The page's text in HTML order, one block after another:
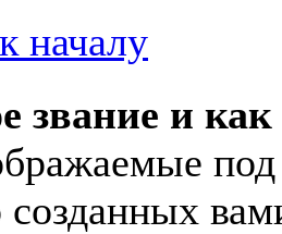
началу
звание и
созданных